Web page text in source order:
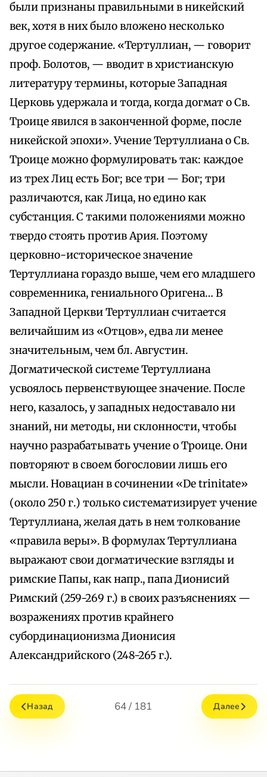
были признаны правильными в никейский
век, хотя в них было вложено несколько
другое содержание. «Тертуллиан, — говорит
проф. Болотов, — вводит в христианскую
литературу термины, которые Западная
Церковь удержала и тогда, когда догмат о Св.
Троице явился в законченной форме, после
никейской эпохи». Учение Тертуллиана о Св.
Троице можно формулировать так: каждое
из трех Лиц есть Бог; все три — Бог; три
различаются, как Лица, но едино как
субстанция. С такими положениями можно
твердо стоять против Ария. Поэтому
церковно-историческое значение
Тертуллиана гораздо выше, чем его младшего
современника, гениального Оригена… В
Западной Церкви Тертуллиан считается
величайшим из «Отцов», едва ли менее
значительным, чем бл. Августин.
Догматической системе Тертуллиана
усвоялось первенствующее значение. После
него, казалось, у западных недоставало ни
знаний, ни методы, ни склонности, чтобы
научно разрабатывать учение о Троице. Они
повторяют в своем богословии лишь его
мысли. Новациан в сочинении «De trinitate»
(около 250 г.) только систематизирует учение
Тертуллиана, желая дать в нем толкование
«правила веры». В формулах Тертуллиана
выражают свои догматические взгляды и
римские Папы, как напр., папа Дионисий
Римский (259-269 г.) в своих разъяснениях —
возражениях против крайнего
субординационизма Дионисия
Александрийского (248-265 г.).
Назад 64 / 181 Далее